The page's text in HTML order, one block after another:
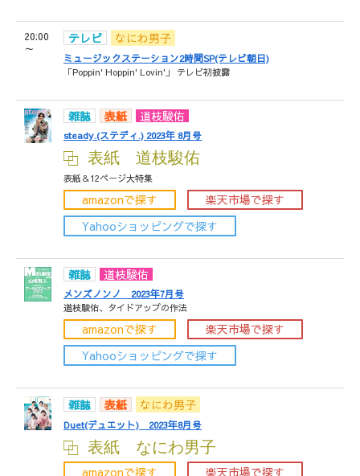
20:00
～
テレビ なにわ男子
ミュージックステーション2時間SP(テレビ朝日)
「Poppin' Hoppin' Lovin'」 テレビ初披露
雑誌 表紙 道枝駿佑
steady.(ステディ.) 2023年 8月号
表紙 道枝駿佑
表紙＆12ページ大特集
amazonで探す
楽天市場で探す
Yahooショッピングで探す
雑誌 道枝駿佑
メンズノンノ 2023年7月号
道枝駿佑、タイドアップの作法
amazonで探す
楽天市場で探す
Yahooショッピングで探す
雑誌 表紙 なにわ男子
Duet(デュエット) 2023年8月号
表紙 なにわ男子
amazonで探す 楽天市場で探す